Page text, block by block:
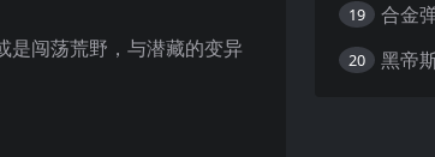
是闯荡荒野，与潜藏的变异
19
20 黑帝